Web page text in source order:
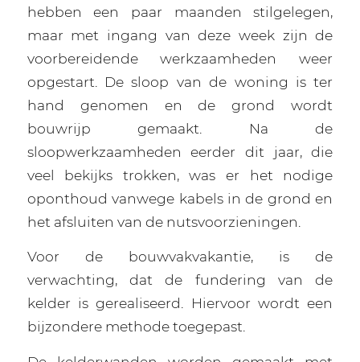
hebben een paar maanden stilgelegen,
maar met ingang van deze week zijn de
voorbereidende werkzaamheden weer
opgestart. De sloop van de woning is ter
hand genomen en de grond wordt
bouwrijp gemaakt. Na de
sloopwerkzaamheden eerder dit jaar, die
veel bekijks trokken, was er het nodige
oponthoud vanwege kabels in de grond en
het afsluiten van de nutsvoorzieningen.
Voor de bouwvakvakantie, is de
verwachting, dat de fundering van de
kelder is gerealiseerd. Hiervoor wordt een
bijzondere methode toegepast.